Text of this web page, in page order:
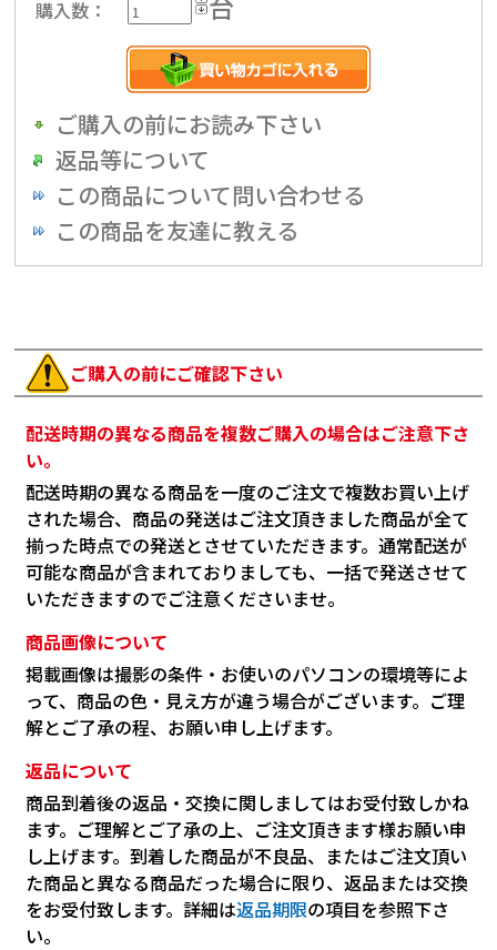
購入数：
ご購入の前にお読み下さい
返品等について
この商品について問い合わせる
この商品を友達に教える
ご購入の前にご確認下さい
配送時期の異なる商品を複数ご購入の場合はご注意下さ
い。
配送時期の異なる商品を一度のご注文で複数お買い上げ
された場合、商品の発送はご注文頂きました商品が全て
揃った時点での発送とさせていただきます。通常配送が
可能な商品が含まれておりましても、一括で発送させて
いただきますのでご注意くださいませ。
商品画像について
掲載画像は撮影の条件・お使いのパソコンの環境等によ
って、商品の色・見え方が違う場合がございます。ご理
解とご了承の程、お願い申し上げます。
返品について
商品到着後の返品・交換に関しましてはお受付致しかね
ます。ご理解とご了承の上、ご注文頂きます様お願い申
し上げます。到着した商品が不良品、またはご注文頂い
た商品と異なる商品だった場合に限り、返品または交換
をお受付致します。詳細は返品期限の項目を参照下さ
い。